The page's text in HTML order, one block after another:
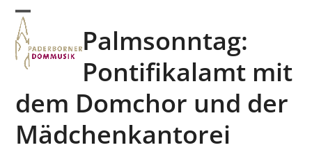
Skip
content
Open
mobile
menu
Close
mobile
menu
Palmsonntag:
Pontifikalamt mit
dem Domchor und der
Mädchenkantorei